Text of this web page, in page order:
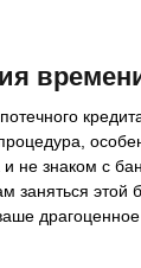
не знаком с
заняться этой